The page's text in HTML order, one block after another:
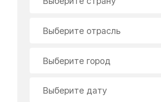
Выберите отрасль
Выберите город
Выберите дату